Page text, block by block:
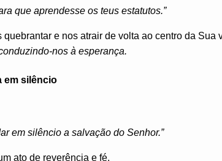
que aprendesse os teus estatutos.”
e nos atrair de volta ao centro da Sua
nos à esperança.
em silêncio
em silêncio a salvação do Senhor.”
ato de reverência e fé.